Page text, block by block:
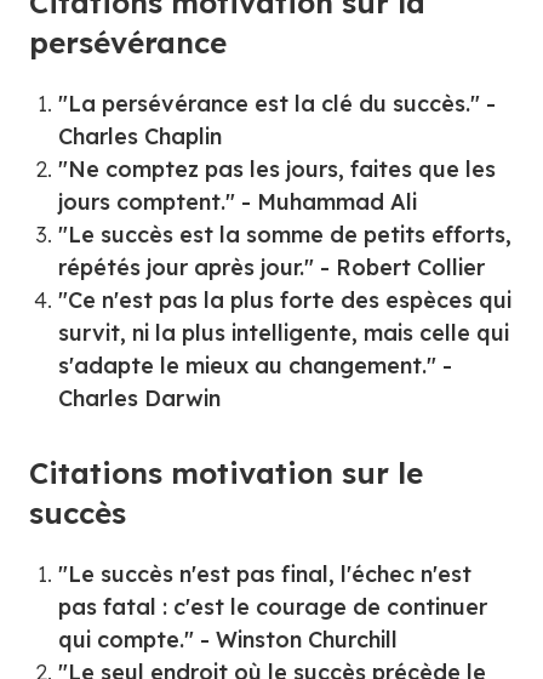
persévérance
"La persévérance est la clé du succès." -
Charles Chaplin
"Ne comptez pas les jours, faites que les
jours comptent." - Muhammad Ali
"Le succès est la somme de petits efforts,
répétés jour après jour." - Robert Collier
"Ce n'est pas la plus forte des espèces qui
survit, ni la plus intelligente, mais celle qui
s'adapte le mieux au changement." -
Charles Darwin
Citations motivation sur le
succès
"Le succès n'est pas final, l'échec n'est
pas fatal : c'est le courage de continuer
qui compte." - Winston Churchill
"Le seul endroit où le succès précède le